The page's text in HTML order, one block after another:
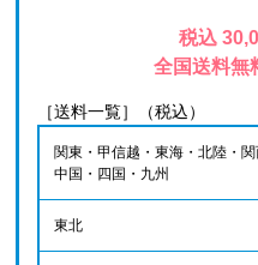
税込
全国送料無
［送料一覧］（税込）
関東・甲信越・東海・北陸・
中国・四国・九州
東北